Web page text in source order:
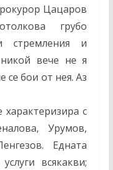
Цацаров
грубо
стремления и
никой вече не я
се бои от нея. Аз
с
Урумов,
Едната
всякакви;